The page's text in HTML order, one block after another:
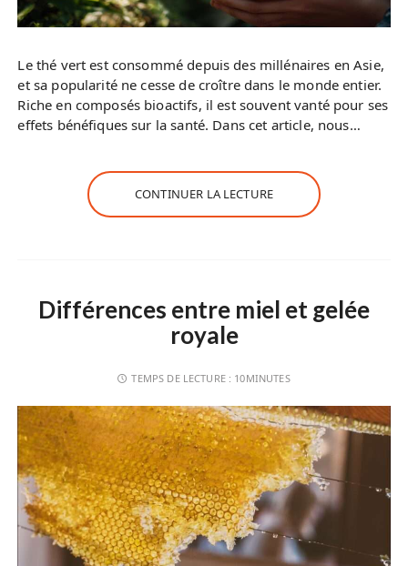
Le thé vert est consommé depuis des millénaires en Asie,
et sa popularité ne cesse de croître dans le monde entier.
Riche en composés bioactifs, il est souvent vanté pour ses
effets bénéfiques sur la santé. Dans cet article, nous…
CONTINUER LA LECTURE
Différences entre miel et gelée
royale
TEMPS DE LECTURE : 10MINUTES